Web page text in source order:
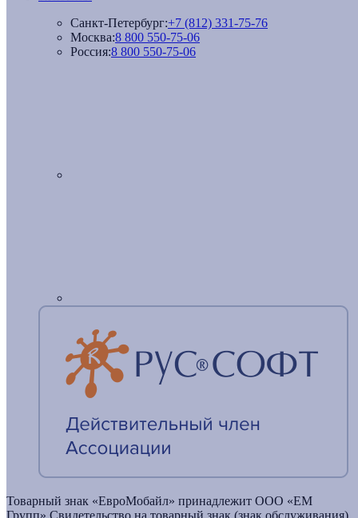
Санкт-Петербург:+7 (812) 331-75-76
Москва:8 800 550-75-06
Россия:8 800 550-75-06
Товарный знак «ЕвроМобайл» принадлежит ООО «ЕМ